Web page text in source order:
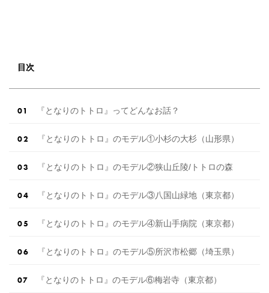
目次
『となりのトトロ』ってどんなお話？
『となりのトトロ』のモデル①小杉の大杉（山形県）
『となりのトトロ』のモデル②狭山丘陵/トトロの森
『となりのトトロ』のモデル③八国山緑地（東京都）
『となりのトトロ』のモデル④新山手病院（東京都）
『となりのトトロ』のモデル⑤所沢市松郷（埼玉県）
『となりのトトロ』のモデル⑥梅岩寺（東京都）